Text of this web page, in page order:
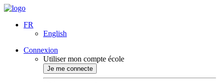
FR
English
Connexion
Utiliser mon compte école
Je me connecte